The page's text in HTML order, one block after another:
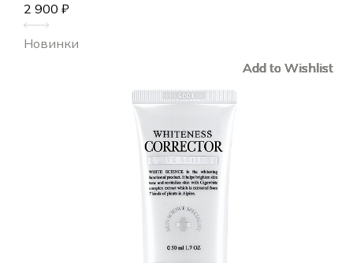
2 900 ₽
Новинки
Add to Wishlist
Add to Wishlist
Add to Wishlist
Add to Wishlist
Add to Wishlist
Add to Wishlist
Add to Wishlist
Add to Wishlist
Add to Wishlist
Add to Wishlist
Add to Wishlist
Add to Wishlist